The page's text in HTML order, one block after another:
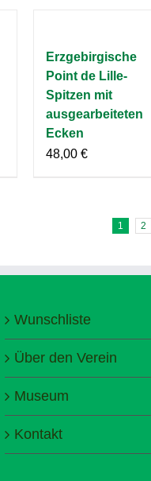
Erzgebirgische
Point de Lille-
Spitzen mit
ausgearbeiteten
Ecken
48,00 €
1 2
Wunschliste
Über den Verein
Museum
Kontakt